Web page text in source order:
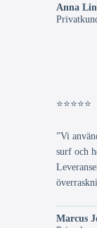
Anna
⭐⭐⭐⭐⭐
”Vi
surf och
Marcus